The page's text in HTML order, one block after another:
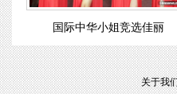
国际中华小姐竞选佳丽
关于我